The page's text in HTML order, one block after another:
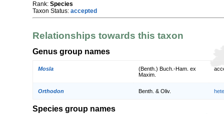
Rank: Species
Taxon Status: accepted
Relationships towards this taxon
Genus group names
Mosla
(Benth.) Buch.-Ham. ex
Maxim.
Orthodon Benth. & Oliv.
Species group names